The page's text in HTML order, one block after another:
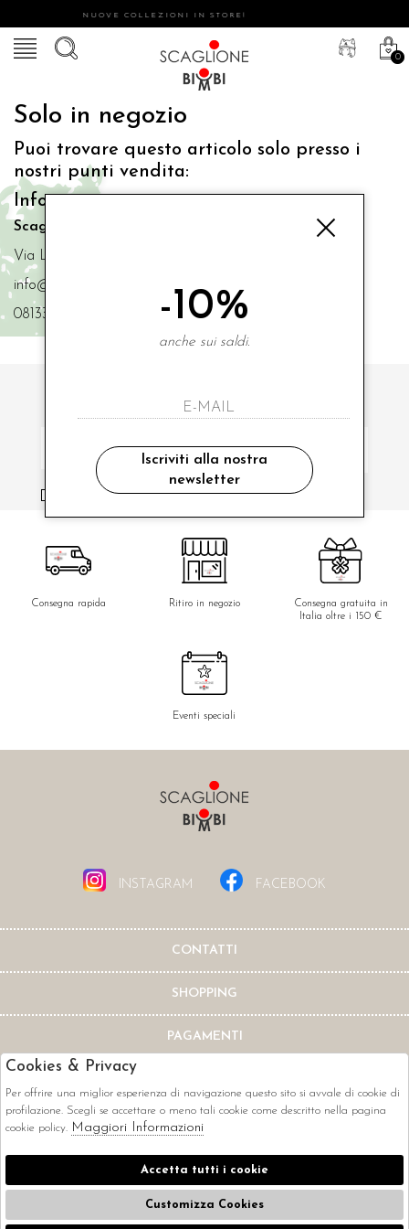
NUOVE COLLEZIONI IN STORE!
0
Solo in negozio
Puoi trovare questo articolo solo presso i
nostri punti vendita:
Info contatti
Scaglione Bimbi di Iacono Maria Angela
Via Luigi Mazzella,73 80077 Ischia
info@scaglionebimbi.com
0813331162
ISCRIVITI ALLA NOSTRA NEWSLETTER
ho letto ed accettato le condizioni sulla privacy.
Consegna rapida Ritiro in negozio
Consegna gratuita in
Italia oltre i 150 €
Eventi speciali
INSTAGRAM FACEBOOK
CONTATTI
SHOPPING
PAGAMENTI
CORRIERI
-10%
anche sui saldi.
Iscriviti alla nostra
newsletter
Cookies & Privacy
Per offrire una miglior esperienza di navigazione questo sito si avvale di cookie di
profilazione. Scegli se accettare o meno tali cookie come descritto nella pagina
cookie policy. Maggiori Informazioni
Accetta tutti i cookie
Customizza Cookies